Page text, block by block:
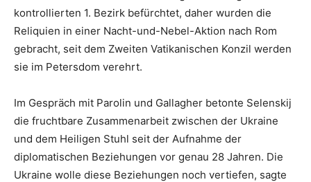
kontrollierten 1. Bezirk befürchtet, daher wurden die
Reliquien in einer Nacht-und-Nebel-Aktion nach Rom
gebracht, seit dem Zweiten Vatikanischen Konzil werden
sie im Petersdom verehrt.
Im Gespräch mit Parolin und Gallagher betonte Selenskij
die fruchtbare Zusammenarbeit zwischen der Ukraine
und dem Heiligen Stuhl seit der Aufnahme der
diplomatischen Beziehungen vor genau 28 Jahren. Die
Ukraine wolle diese Beziehungen noch vertiefen, sagte